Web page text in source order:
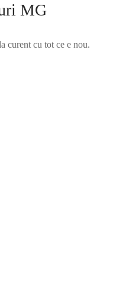
MG
curent cu tot ce e nou.